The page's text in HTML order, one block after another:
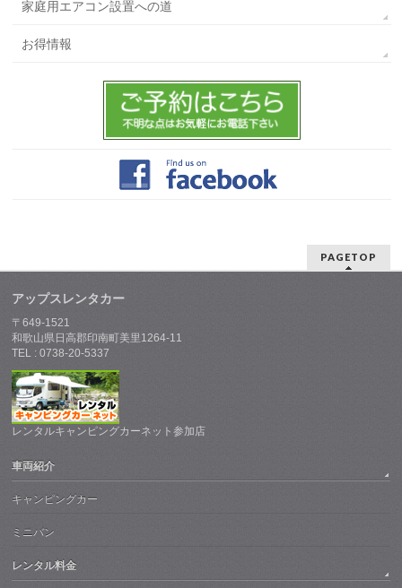
家庭用エアコン設置への道
お得情報
PAGETOP
アップスレンタカー
〒649-1521
和歌山県日高郡印南町美里1264-11
TEL : 0738-20-5337
レンタルキャンピングカーネット参加店
車両紹介
キャンピングカー
ミニバン
レンタル料金